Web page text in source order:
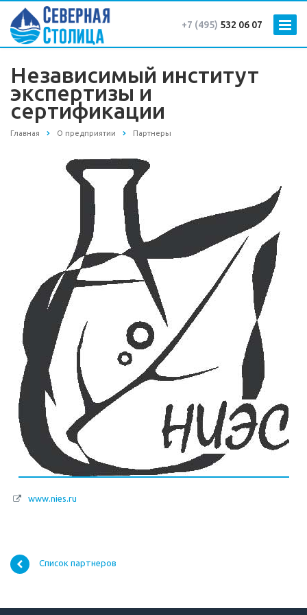
+7 (495) 532 06 07
Независимый институт
экспертизы и
сертификации
Главная О предприятии Партнеры
www.nies.ru
Список партнеров